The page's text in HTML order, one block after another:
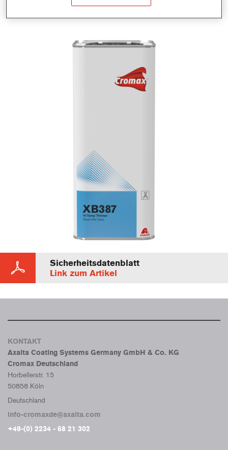
Sicherheitsdatenblatt
Link zum Artikel
KONTAKT
Axalta Coating Systems Germany GmbH & Co. KG
Cromax Deutschland
Horbellerstr. 15
50858 Köln
Deutschland
info-cromaxde@axalta.com
+49-(0) 2234 - 68 21 302